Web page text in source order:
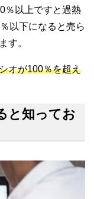
％以上ですと過熱
以下になると売ら
す。
オが100％を超え
と知ってお